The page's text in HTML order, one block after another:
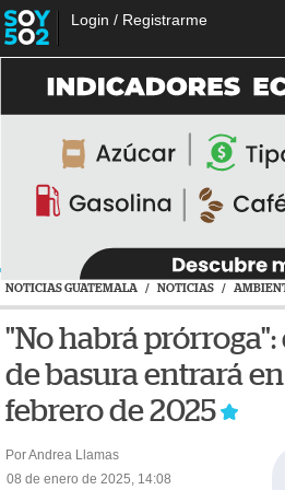
Login / Registrarme
NOTICIAS GUATEMALA / NOTICIAS /
"No habrá
de basura entrará
febrero de 2025
Por Andrea Llamas
08 de enero de 2025, 14:08